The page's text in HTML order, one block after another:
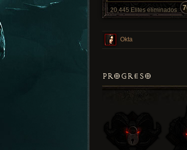
20,445 Elites eliminados
Okta
PROGRESO